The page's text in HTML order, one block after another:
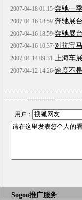
2007-04-18 01:15·奔驰一
2007-04-16 18:59·奔驰展
2007-04-16 18:59·奔驰展
2007-04-16 10:37·对抗宝
2007-04-14 09:31· 上海车
2007-04-12 14:26·速度不
用户：
Sogou推广服务